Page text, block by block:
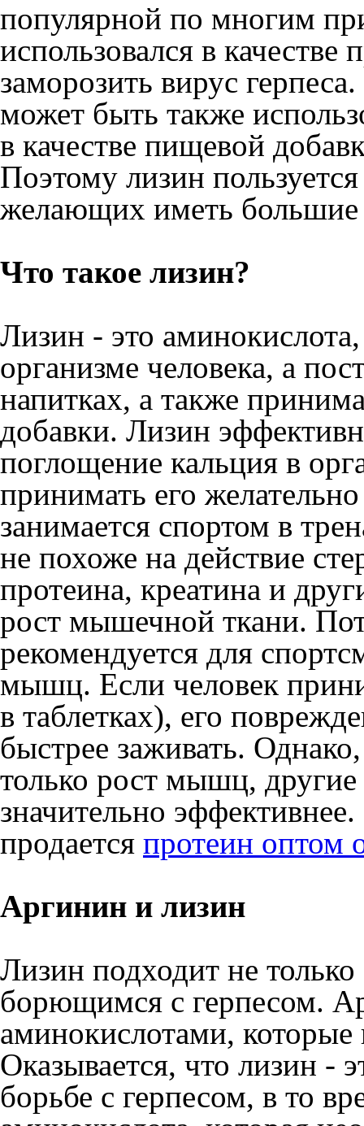
популярной по многим
использовался в
заморозить вирус
может быть также
в качестве пищевой
Поэтому лизин
желающих иметь
Что такое лизин?
Лизин - это
организме человека, а
напитках, а также
добавки. Лизин
поглощение кальция в
принимать его
занимается спортом в
не похоже на действие
протеина, креатина и
рост мышечной ткани.
рекомендуется для
мышц. Если человек
в таблетках), его
быстрее заживать.
только рост мышц,
значительно
продается протеин оптом
Аргинин и лизин
Лизин подходит не
борющимся с герпесом.
аминокислотами, которые
Оказывается, что лизин -
борьбе с герпесом, в то